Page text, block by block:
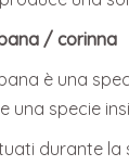
/ corinna
è una
una specie
durante la